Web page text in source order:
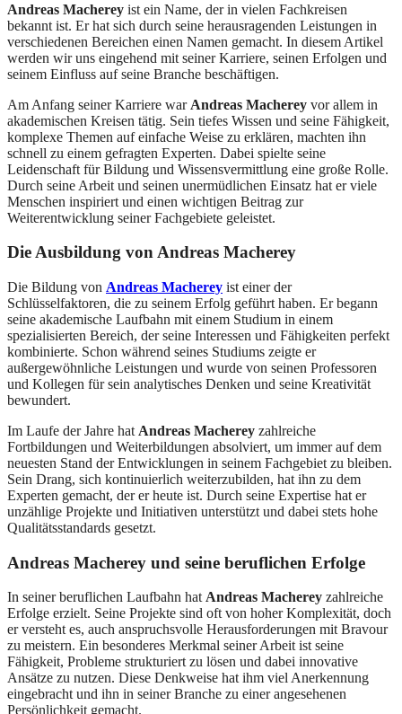
Andreas Macherey ist ein Name, der in vielen Fachkreisen
bekannt ist. Er hat sich durch seine herausragenden Leistungen in
verschiedenen Bereichen einen Namen gemacht. In diesem Artikel
werden wir uns eingehend mit seiner Karriere, seinen Erfolgen und
seinem Einfluss auf seine Branche beschäftigen.
Am Anfang seiner Karriere war Andreas Macherey vor allem in
akademischen Kreisen tätig. Sein tiefes Wissen und seine Fähigkeit,
komplexe Themen auf einfache Weise zu erklären, machten ihn
schnell zu einem gefragten Experten. Dabei spielte seine
Leidenschaft für Bildung und Wissensvermittlung eine große Rolle.
Durch seine Arbeit und seinen unermüdlichen Einsatz hat er viele
Menschen inspiriert und einen wichtigen Beitrag zur
Weiterentwicklung seiner Fachgebiete geleistet.
Die Ausbildung von Andreas Macherey
Die Bildung von Andreas Macherey ist einer der
Schlüsselfaktoren, die zu seinem Erfolg geführt haben. Er begann
seine akademische Laufbahn mit einem Studium in einem
spezialisierten Bereich, der seine Interessen und Fähigkeiten perfekt
kombinierte. Schon während seines Studiums zeigte er
außergewöhnliche Leistungen und wurde von seinen Professoren
und Kollegen für sein analytisches Denken und seine Kreativität
bewundert.
Im Laufe der Jahre hat Andreas Macherey zahlreiche
Fortbildungen und Weiterbildungen absolviert, um immer auf dem
neuesten Stand der Entwicklungen in seinem Fachgebiet zu bleiben.
Sein Drang, sich kontinuierlich weiterzubilden, hat ihn zu dem
Experten gemacht, der er heute ist. Durch seine Expertise hat er
unzählige Projekte und Initiativen unterstützt und dabei stets hohe
Qualitätsstandards gesetzt.
Andreas Macherey und seine beruflichen Erfolge
In seiner beruflichen Laufbahn hatAndreas Macherey zahlreiche
Erfolge erzielt. Seine Projekte sind oft von hoher Komplexität, doch
er versteht es, auch anspruchsvolle Herausforderungen mit Bravour
zu meistern. Ein besonderes Merkmal seiner Arbeit ist seine
Fähigkeit, Probleme strukturiert zu lösen und dabei innovative
Ansätze zu nutzen. Diese Denkweise hat ihm viel Anerkennung
eingebracht und ihn in seiner Branche zu einer angesehenen
Persönlichkeit gemacht.